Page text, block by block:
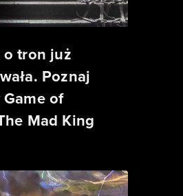
o tron już
Poznaj
Game of
Mad King